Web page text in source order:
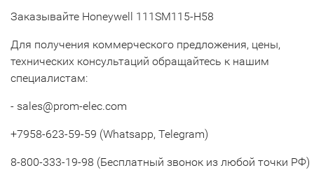
Заказывайте Honeywell 111SM115-H58
Для получения коммерческого предложения, цены,
технических консультаций обращайтесь к нашим
специалистам:
- sales@prom-elec.com
+7958-623-59-59 (Whatsapp, Telegram)
8-800-333-19-98 (Бесплатный звонок из любой точки РФ)